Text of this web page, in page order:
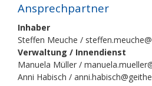
Ansprechpartner
Inhaber
Steffen Meuche /
Verwaltung / Innendienst
Manuela Müller /
Anni Habisch /